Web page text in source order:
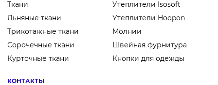
Ткани
Льняные ткани
Трикотажные ткани
Сорочечные ткани
Курточные ткани
Утеплители Isosoft
Утеплители Hoopon
Молнии
Швейная фурнитура
Кнопки для одежды
КОНТАКТЫ